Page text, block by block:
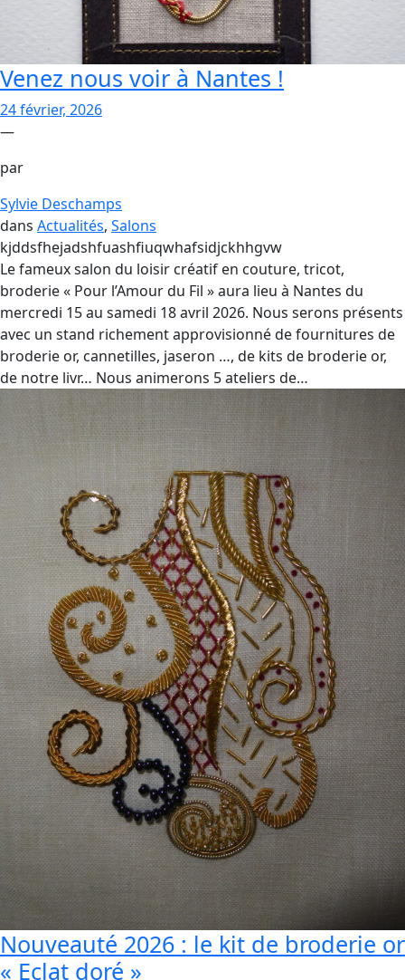
Venez nous voir à Nantes !
24 février, 2026
—
par
Sylvie Deschamps
dans Actualités, Salons
kjddsfhejadshfuashfiuqwhafsidjckhhgvw
Le fameux salon du loisir créatif en couture, tricot,
broderie « Pour l’Amour du Fil » aura lieu à Nantes du
mercredi 15 au samedi 18 avril 2026. Nous serons présents
avec un stand richement approvisionné de fournitures de
broderie or, cannetilles, jaseron …, de kits de broderie or,
de notre livr… Nous animerons 5 ateliers de…
Nouveauté 2026 : le kit de broderie or
« Eclat doré »